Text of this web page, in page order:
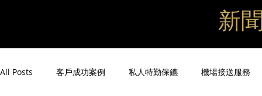
新
All Posts 客戶成功案例 私人特勤保鑣 機場接送服務